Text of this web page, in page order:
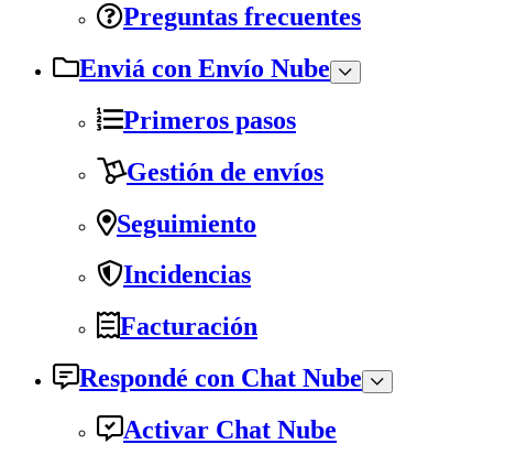
Preguntas frecuentes
Enviá con Envío Nube
Primeros pasos
Gestión de envíos
Seguimiento
Incidencias
Facturación
Respondé con Chat Nube
Activar Chat Nube